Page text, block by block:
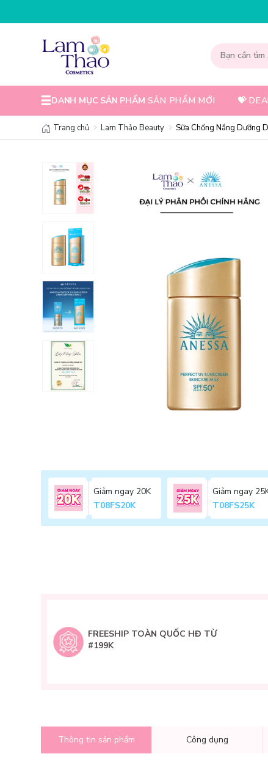
DANH MỤC SẢN PHẨM SẢN PHẨM MỚI 💝
Trang chủ Lam Thảo Beauty Sữa Chống Nắng Dưỡng
Giảm ngay 20K
T08FS20K
Giảm ngay
T08FS25K
FREESHIP TOÀN QUỐC HĐ TỪ
#199K
Thông tin sản phẩm Công dụng